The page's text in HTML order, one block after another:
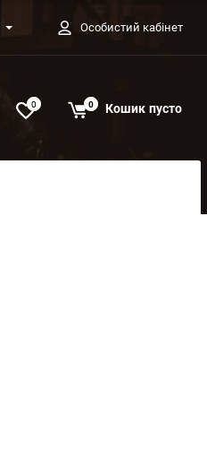
Особистий кабінет
0 0 Кошик пусто